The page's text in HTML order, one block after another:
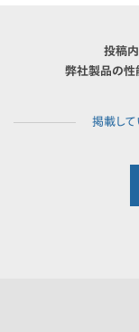
投稿内
弊社製品の性